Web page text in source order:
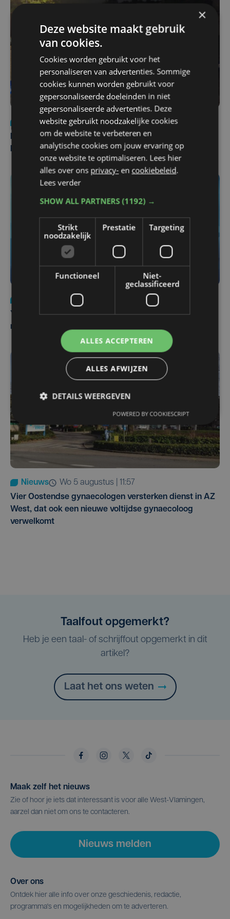
Nieuws
di 4 augustus | 09:32
Man en vrouw dood aangetroffen in woning in Sint-
Pieters Brugge
Yaro (19), slachtoffer van vechtpartij, is na
maandenlange coma overleden
Nieuws
wo 5 augustus | 11:57
Vier Oostendse gynaecologen versterken dienst in AZ
West, dat ook een nieuwe voltijdse gynaecoloog
verwelkomt
Taalfout opgemerkt?
Heb je een taal- of schrijffout opgemerkt in dit
artikel?
Laat het ons weten
Maak zelf het nieuws
Zie of hoor je iets dat interessant is voor alle West-Vlamingen,
aarzel dan niet om ons te contacteren.
Nieuws melden
Over ons
Ontdek hier alle info over onze geschiedenis, redactie,
programma's en mogelijkheden om te adverteren.
×
Deze website maakt gebruik
van cookies.
Cookies worden gebruikt voor het
personaliseren van advertenties. Sommige
cookies kunnen worden gebruikt voor
gepersonaliseerde doeleinden in niet
gepersonaliseerde advertenties. Deze
website gebruikt noodzakelijke cookies
om de website te verbeteren en
analytische cookies om jouw ervaring op
onze website te optimaliseren. Lees hier
alles over ons privacy- en cookiebeleid.
Lees verder
SHOW ALL PARTNERS(1192) →
Strikt
noodzakelijk
Prestatie Targeting
Functioneel
Niet-
geclassificeerd
ALLES ACCEPTEREN
ALLES AFWIJZEN
DETAILS WEERGEVEN
POWERED BY COOKIESCRIPT